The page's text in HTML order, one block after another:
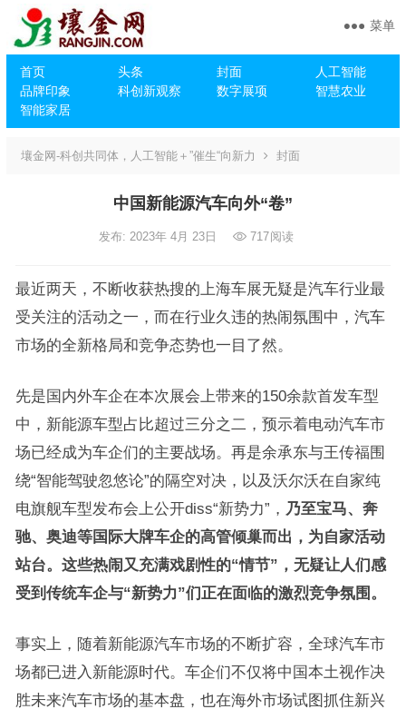
首页 头条 封面
人工智能
品牌印象
科创新观察 数字展项
智慧农业
智能家居
菜单
壤金网-科创共同体，人工智能＋”催生“向新力 封面
中国新能源汽车向外“卷”
发布: 2023年 4月 23日 717阅读
最近两天，不断收获热搜的上海车展无疑是汽车行业最
受关注的活动之一，而在行业久违的热闹氛围中，汽车
市场的全新格局和竞争态势也一目了然。
先是国内外车企在本次展会上带来的150余款首发车型
中，新能源车型占比超过三分之二，预示着电动汽车市
场已经成为车企们的主要战场。再是余承东与王传福围
绕“智能驾驶忽悠论”的隔空对决，以及沃尔沃在自家纯
电旗舰车型发布会上公开diss“新势力”， 乃至宝马、奔
驰、奥迪等国际大牌车企的高管倾巢而出，为自家活动
站台。这些热闹又充满戏剧性的“情节”，无疑让人们感
受到传统车企与“新势力”们正在面临的激烈竞争氛围。
事实上，随着新能源汽车市场的不断扩容，全球汽车市
场都已进入新能源时代。车企们不仅将中国本土视作决
胜未来汽车市场的基本盘，也在海外市场试图抓住新兴